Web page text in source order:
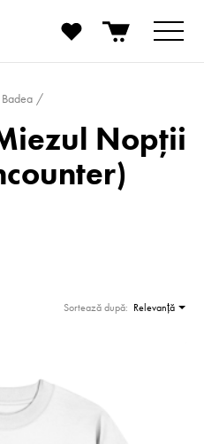
Nopții
Sortează după: Relevanţă